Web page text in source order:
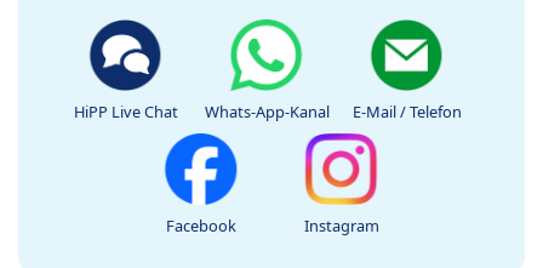
HiPP Live Chat Whats-App-Kanal E-Mail / Telefon
Facebook Instagram